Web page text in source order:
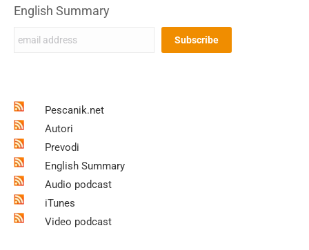
English Summary
Pescanik.net
Autori
Prevodi
English Summary
Audio podcast
iTunes
Video podcast